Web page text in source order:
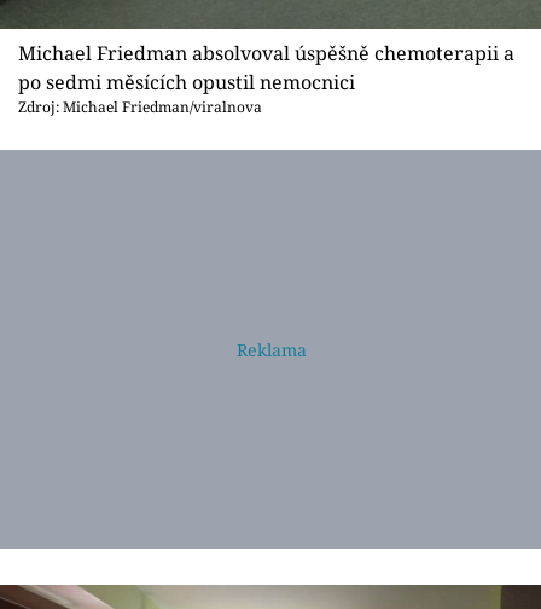
Michael Friedman absolvoval úspěšně chemoterapii a
po sedmi měsících opustil nemocnici
Zdroj: Michael Friedman/viralnova